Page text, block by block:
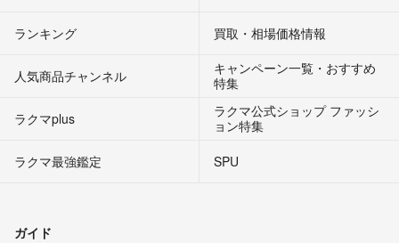
ランキング 買取・相場価格情報
人気商品チャンネル
キャンペーン一覧・おすすめ
特集
ラクマplus
ラクマ公式ショップ ファッシ
ョン特集
ラクマ最強鑑定
SPU
ガイド